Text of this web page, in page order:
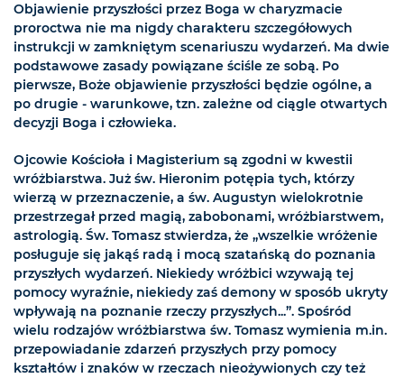
Objawienie przyszłości przez Boga w charyzmacie
proroctwa nie ma nigdy charakteru szczegółowych
instrukcji w zamkniętym scenariuszu wydarzeń. Ma dwie
podstawowe zasady powiązane ściśle ze sobą. Po
pierwsze, Boże objawienie przyszłości będzie ogólne, a
po drugie - warunkowe, tzn. zależne od ciągle otwartych
decyzji Boga i człowieka.
Ojcowie Kościoła i Magisterium są zgodni w kwestii
wróżbiarstwa. Już św. Hieronim potępia tych, którzy
wierzą w przeznaczenie, a św. Augustyn wielokrotnie
przestrzegał przed magią, zabobonami, wróżbiarstwem,
astrologią. Św. Tomasz stwierdza, że „wszelkie wróżenie
posługuje się jakąś radą i mocą szatańską do poznania
przyszłych wydarzeń. Niekiedy wróżbici wzywają tej
pomocy wyraźnie, niekiedy zaś demony w sposób ukryty
wpływają na poznanie rzeczy przyszłych...”. Spośród
wielu rodzajów wróżbiarstwa św. Tomasz wymienia m.in.
przepowiadanie zdarzeń przyszłych przy pomocy
kształtów i znaków w rzeczach nieożywionych czy też